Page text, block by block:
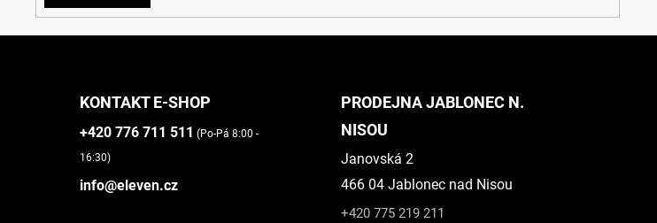
KONTAKT E-SHOP
+420 776 711 511 (Po-Pá 8:00 -
16:30)
info@eleven.cz
PRODEJNA JABLONEC N.
NISOU
Janovská 2
466 04 Jablonec nad Nisou
+420 775 219 211